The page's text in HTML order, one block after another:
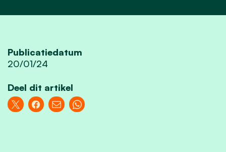
Publicatiedatum
20/01/24
Deel dit artikel